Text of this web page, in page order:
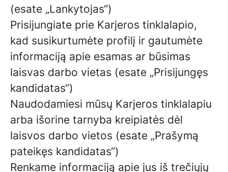
(esate „Lankytojas“)
Prisijungiate prie Karjeros tinklalapio,
kad susikurtumėte profilį ir gautumėte
informaciją apie esamas ar būsimas
laisvas darbo vietas (esate „Prisijungęs
kandidatas“)
Naudodamiesi mūsų Karjeros tinklalapiu
arba išorine tarnyba kreipiatės dėl
laisvos darbo vietos (esate „Prašymą
pateikęs kandidatas“)
Renkame informaciją apie jus iš trečiųjų